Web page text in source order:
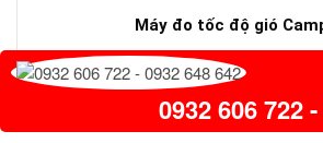
Máy đo tốc độ gió
0932 606 722